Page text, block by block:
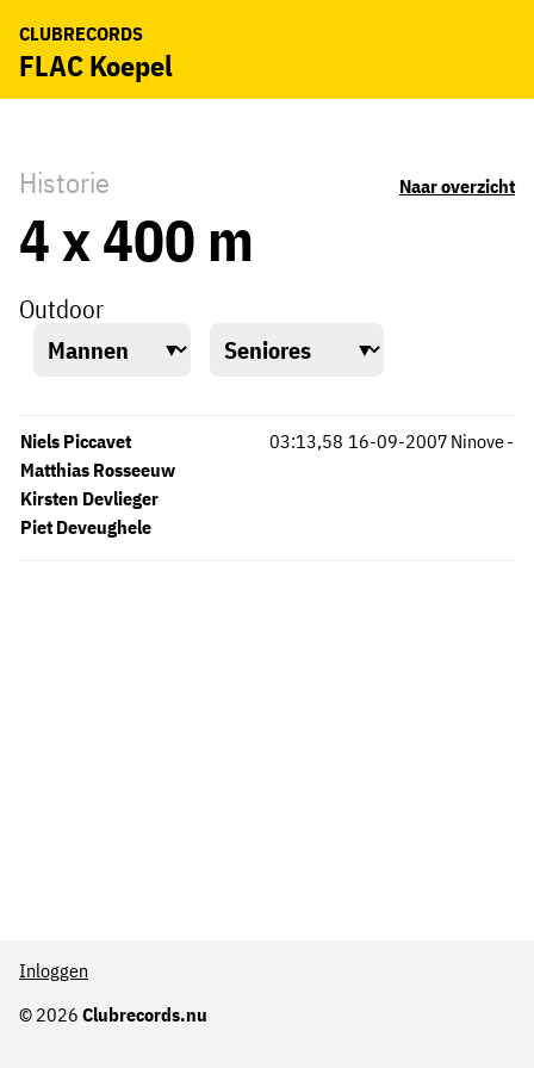
CLUBRECORDS
FLAC Koepel
Historie Naar overzicht
4 x 400 m
Outdoor
Niels Piccavet
Matthias Rosseeuw
Kirsten Devlieger
Piet Deveughele
Ninove
03:13,58 -
16-09-2007
© 2026 Clubrecords.nu
Inloggen